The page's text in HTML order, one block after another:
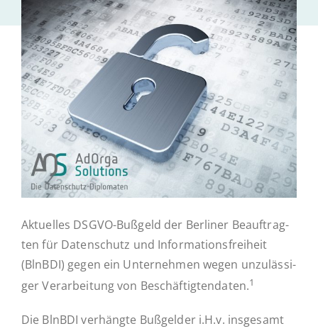
Ak­tu­el­les
Kontakt
Ak­tu­el­les DSGVO-Bußgeld der Ber­li­ner Be­auf­trag­
ten für Daten­schutz und In­for­ma­ti­ons­frei­heit
(BlnBDI) gegen ein Un­ter­neh­men wegen un­zu­läs­si­
ger Ver­ar­bei­tung von Be­schäf­tig­ten­da­ten.1
Die BlnBDI ver­häng­te Buß­gel­der i.H.v. ins­ge­samt